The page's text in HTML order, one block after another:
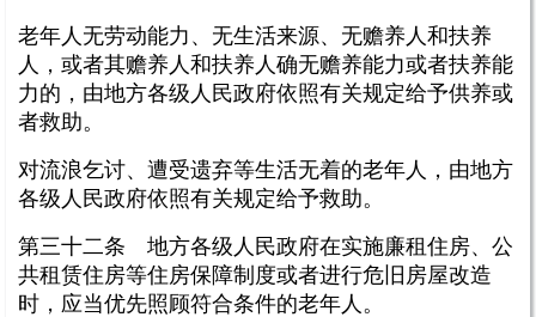
老年人无劳动能力、无生活来源、无赡养人和扶养
人，或者其赡养人和扶养人确无赡养能力或者扶养能
力的，由地方各级人民政府依照有关规定给予供养或
者救助。
对流浪乞讨、遭受遗弃等生活无着的老年人，由地方
各级人民政府依照有关规定给予救助。
第三十二条 地方各级人民政府在实施廉租住房、公
共租赁住房等住房保障制度或者进行危旧房屋改造
时，应当优先照顾符合条件的老年人。